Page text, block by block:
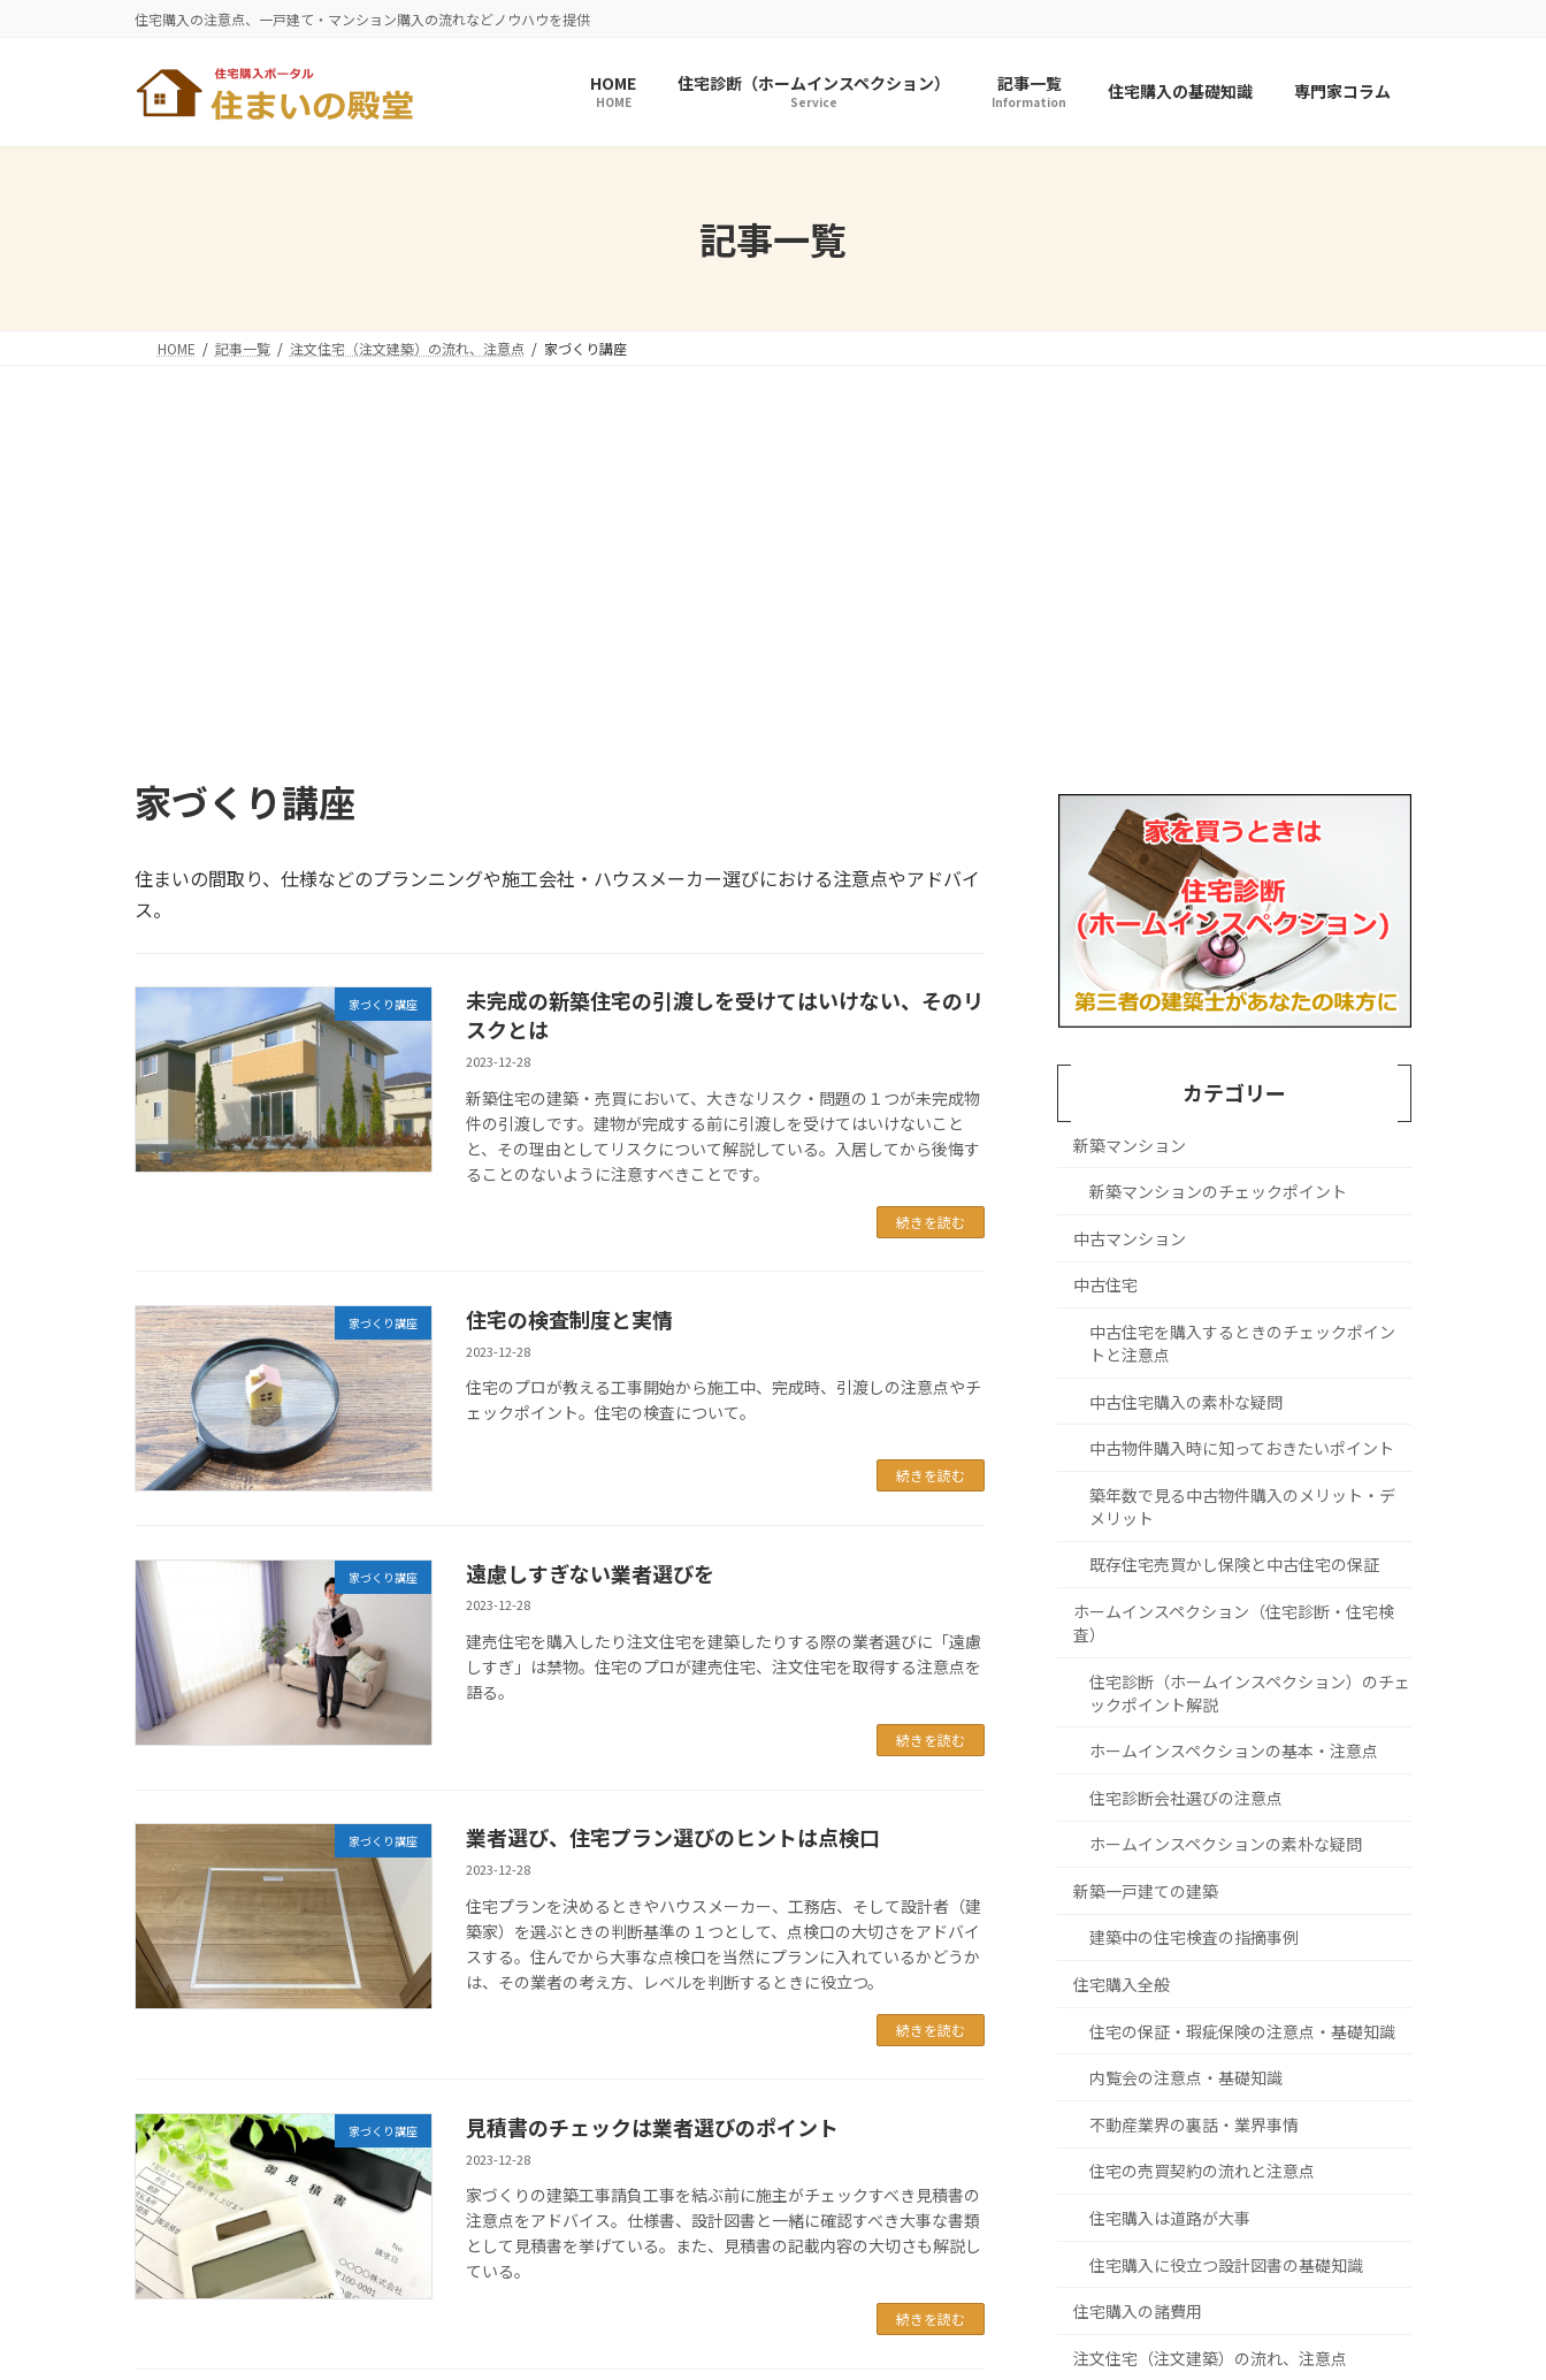
へ
ョ
住宅購入の注意点、一戸建て・マンション購入の流れなどノウハウを提供
HOME
HOME
住宅診断（ホームインスペクション）
Service
記事一覧
Information 住宅購入の基礎知識 専門家コラム
記事一覧
HOME 記事一覧 注文住宅（注文建築）の流れ、注意点 家づくり講座
家づくり講座
住まいの間取り、仕様などのプランニングや施工会社・ハウスメーカー選びにおける注意点やアドバイ
ス。
家づくり講座
未完成の新築住宅の引渡しを受けてはいけない、そのリ
スクとは
2023-12-28
新築住宅の建築・売買において、大きなリスク・問題の１つが未完成物
件の引渡しです。建物が完成する前に引渡しを受けてはいけないこと
と、その理由としてリスクについて解説している。入居してから後悔す
ることのないように注意すべきことです。
続きを読む
家づくり講座 住宅の検査制度と実情
2023-12-28
住宅のプロが教える工事開始から施工中、完成時、引渡しの注意点やチ
ェックポイント。住宅の検査について。
続きを読む
家づくり講座 遠慮しすぎない業者選びを
2023-12-28
建売住宅を購入したり注文住宅を建築したりする際の業者選びに「遠慮
しすぎ」は禁物。住宅のプロが建売住宅、注文住宅を取得する注意点を
語る。
続きを読む
家づくり講座 業者選び、住宅プラン選びのヒントは点検口
2023-12-28
住宅プランを決めるときやハウスメーカー、工務店、そして設計者（建
築家）を選ぶときの判断基準の１つとして、点検口の大切さをアドバイ
スする。住んでから大事な点検口を当然にプランに入れているかどうか
は、その業者の考え方、レベルを判断するときに役立つ。
続きを読む
家づくり講座 見積書のチェックは業者選びのポイント
2023-12-28
家づくりの建築工事請負工事を結ぶ前に施主がチェックすべき見積書の
注意点をアドバイス。仕様書、設計図書と一緒に確認すべき大事な書類
として見積書を挙げている。また、見積書の記載内容の大切さも解説し
ている。
続きを読む
カテゴリー
新築マンション
新築マンションのチェックポイント
中古マンション
中古住宅
中古住宅を購入するときのチェックポイン
トと注意点
中古住宅購入の素朴な疑問
中古物件購入時に知っておきたいポイント
築年数で見る中古物件購入のメリット・デ
メリット
既存住宅売買かし保険と中古住宅の保証
ホームインスペクション（住宅診断・住宅検
査）
住宅診断（ホームインスペクション）のチェ
ックポイント解説
ホームインスペクションの基本・注意点
住宅診断会社選びの注意点
ホームインスペクションの素朴な疑問
新築一戸建ての建築
建築中の住宅検査の指摘事例
住宅購入全般
住宅の保証・瑕疵保険の注意点・基礎知識
内覧会の注意点・基礎知識
不動産業界の裏話・業界事情
住宅の売買契約の流れと注意点
住宅購入は道路が大事
住宅購入に役立つ設計図書の基礎知識
住宅購入の諸費用
注文住宅（注文建築）の流れ、注意点